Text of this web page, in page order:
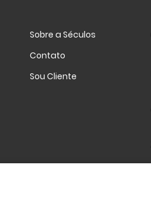
Sobre a Séculos
Contato
Sou Cliente